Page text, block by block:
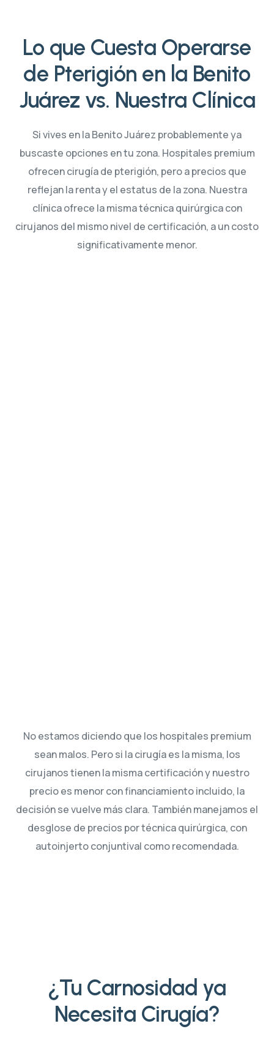
Lo que Cuesta Operarse
de Pterigión en la Benito
Juárez vs. Nuestra Clínica
Si vives en la Benito Juárez probablemente ya
buscaste opciones en tu zona. Hospitales premium
ofrecen cirugía de pterigión, pero a precios que
reflejan la renta y el estatus de la zona. Nuestra
clínica ofrece la misma técnica quirúrgica con
cirujanos del mismo nivel de certificación, a un costo
significativamente menor.
No estamos diciendo que los hospitales premium
sean malos. Pero si la cirugía es la misma, los
cirujanos tienen la misma certificación y nuestro
precio es menor con financiamiento incluido, la
decisión se vuelve más clara. También manejamos el
desglose de precios por técnica quirúrgica, con
autoinjerto conjuntival como recomendada.
¿Tu Carnosidad ya
Necesita Cirugía?